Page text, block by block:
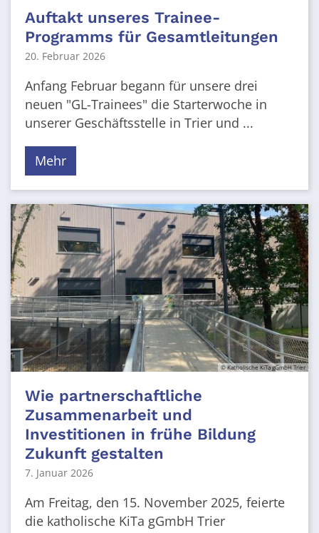
Auftakt unseres Trainee-
Programms für Gesamtleitungen
20. Februar 2026
Anfang Februar begann für unsere drei
neuen "GL-Trainees" die Starterwoche in
unserer Geschäftsstelle in Trier und ...
Mehr
© Katholische KiTa gGmbH Trier
Wie partnerschaftliche
Zusammenarbeit und
Investitionen in frühe Bildung
Zukunft gestalten
7. Januar 2026
Am Freitag, den 15. November 2025, feierte
die katholische KiTa gGmbH Trier